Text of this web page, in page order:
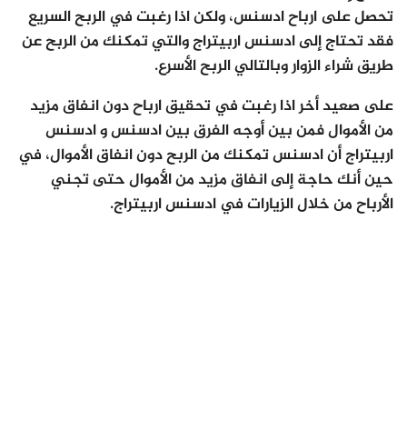
تحصل على ارباح ادسنس، ولكن اذا رغبت في الربح السريع
فقد تحتاج إلى ادسنس اربيتراج والتي تمكنك من الربح عن
طريق شراء الزوار وبالتالي الربح الأسرع.
على صعيد أخر اذا رغبت في تحقيق ارباح دون انفاق مزيد
من الأموال فمن بين أوجه الفرق بين ادسنس و ادسنس
اربيتراج أن ادسنس تمكنك من الربح دون انفاق الأموال، في
حين أنك حاجة إلى انفاق مزيد من الأموال حتى تجني
الأرباح من خلال الزيارات في ادسنس اربيتراج.